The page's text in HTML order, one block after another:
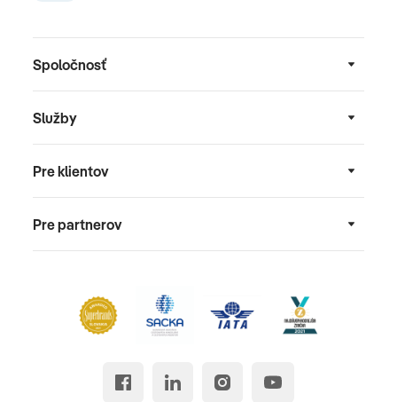
Spoločnosť
Služby
Pre klientov
Pre partnerov